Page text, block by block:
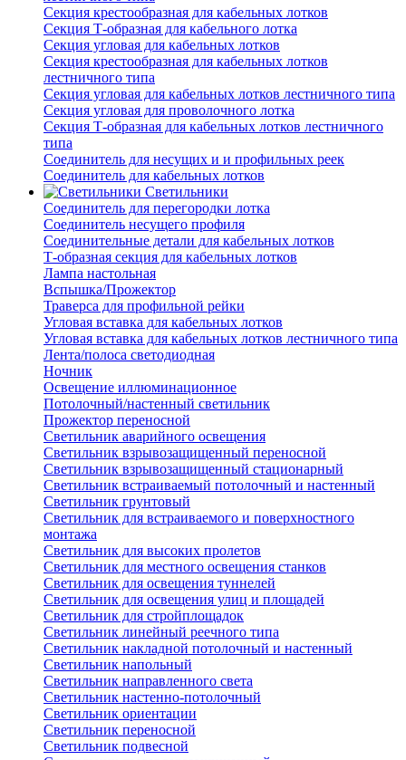
Секция крестообразная для кабельных лотков
Секция Т-образная для кабельного лотка
Секция угловая для кабельных лотков
Секция крестообразная для кабельных лотков
лестничного типа
Секция угловая для кабельных лотков лестничного типа
Секция угловая для проволочного лотка
Секция Т-образная для кабельных лотков лестничного
типа
Соединитель для несущих и и профильных реек
Соединитель для кабельных лотков
Светильники
Соединитель для перегородки лотка
Соединитель несущего профиля
Соединительные детали для кабельных лотков
Т-образная секция для кабельных лотков
Лампа настольная
Вспышка/Прожектор
Траверса для профильной рейки
Угловая вставка для кабельных лотков
Угловая вставка для кабельных лотков лестничного типа
Лента/полоса светодиодная
Ночник
Освещение иллюминационное
Потолочный/настенный светильник
Прожектор переносной
Светильник аварийного освещения
Светильник взрывозащищенный переносной
Светильник взрывозащищенный стационарный
Светильник встраиваемый потолочный и настенный
Светильник грунтовый
Светильник для встраиваемого и поверхностного
монтажа
Светильник для высоких пролетов
Светильник для местного освещения станков
Светильник для освещения туннелей
Светильник для освещения улиц и площадей
Светильник для стройплощадок
Светильник линейный реечного типа
Светильник накладной потолочный и настенный
Светильник напольный
Светильник направленного света
Светильник настенно-потолочный
Светильник ориентации
Светильник переносной
Светильник подвесной